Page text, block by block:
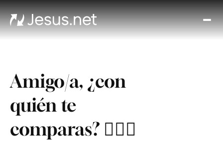
Amigo/a, ¿con
quién te
comparas? 🕵🏻‍♀️